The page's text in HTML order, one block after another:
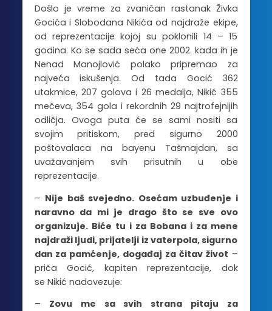
Došlo je vreme za zvaničan rastanak Živka
Gocića i Slobodana Nikića od najdraže ekipe,
od reprezentacije kojoj su poklonili 14 – 15
godina. Ko se sada seća one 2002. kada ih je
Nenad Manojlović polako pripremao za
najveća iskušenja. Od tada Gocić 362
utakmice, 207 golova i 26 medalja, Nikić 355
mečeva, 354 gola i rekordnih 29 najtrofejnijih
odličja. Ovoga puta će se sami nositi sa
svojim pritiskom, pred sigurno 2000
poštovalaca na bayenu Tašmajdan, sa
uvažavanjem svih prisutnih u obe
reprezentacije.
– Nije baš svejedno. Osećam uzbuđenje i
naravno da mi je drago što se sve ovo
organizuje. Biće tu i za Bobana i za mene
najdraži ljudi, prijatelji iz vaterpola, sigurno
dan za pamćenje, događaj za čitav život –
priča Gocić, kapiten reprezentacije, dok
se Nikić nadovezuje:
– Zovu me sa svih strana pitaju za